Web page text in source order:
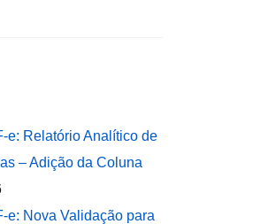
e: Relatório Analítico de
– Adição da Coluna
e: Nova Validação para